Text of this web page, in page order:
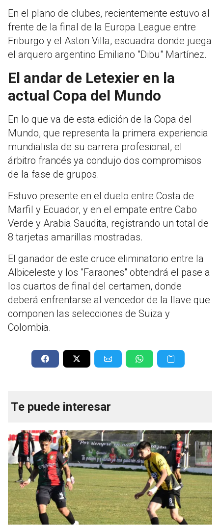
En el plano de clubes, recientemente estuvo al
frente de la final de la Europa League entre
Friburgo y el Aston Villa, escuadra donde juega
el arquero argentino Emiliano "Dibu" Martínez.
El andar de Letexier en la
actual Copa del Mundo
En lo que va de esta edición de la Copa del
Mundo, que representa la primera experiencia
mundialista de su carrera profesional, el
árbitro francés ya condujo dos compromisos
de la fase de grupos.
Estuvo presente en el duelo entre Costa de
Marfil y Ecuador, y en el empate entre Cabo
Verde y Arabia Saudita, registrando un total de
8 tarjetas amarillas mostradas.
El ganador de este cruce eliminatorio entre la
Albiceleste y los "Faraones" obtendrá el pase a
los cuartos de final del certamen, donde
deberá enfrentarse al vencedor de la llave que
componen las selecciones de Suiza y
Colombia.
Te puede interesar